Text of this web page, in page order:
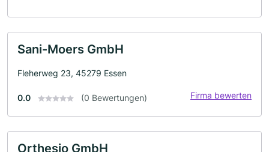
Sani-Moers GmbH
Fleherweg 23, 45279 Essen
0.0 (0 Bewertungen) Firma bewerten
Orthesio GmbH